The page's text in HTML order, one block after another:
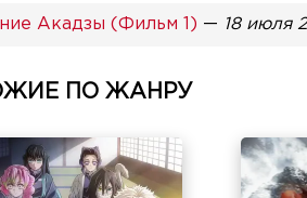
Акадзы (Фильм 1) — 18 июля
ПО ЖАНРУ